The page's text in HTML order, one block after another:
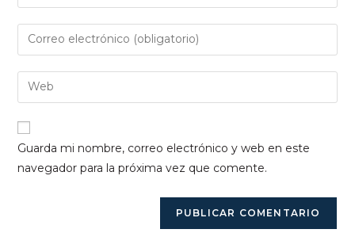
tu
nombre
de
usuario
para
comentar
Introduce
tu
dirección
de
electrónico
para
comentar
Introduce
la
URL
Guarda mi nombre, correo electrónico y web en este
navegador para la próxima vez que comente.